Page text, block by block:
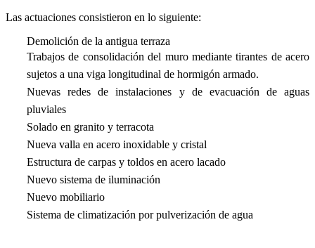
Las actuaciones consistieron en lo siguiente:
Demolición de la antigua terraza
Trabajos de consolidación del muro mediante tirantes de acero
sujetos a una viga longitudinal de hormigón armado.
Nuevas redes de instalaciones y de evacuación de aguas
pluviales
Solado en granito y terracota
Nueva valla en acero inoxidable y cristal
Estructura de carpas y toldos en acero lacado
Nuevo sistema de iluminación
Nuevo mobiliario
Sistema de climatización por pulverización de agua